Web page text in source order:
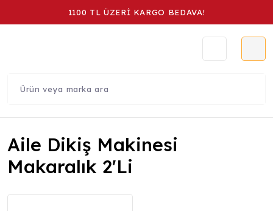
1100 TL ÜZERİ KARGO BEDAVA!
Aile Dikiş Makinesi
Makaralık 2'li